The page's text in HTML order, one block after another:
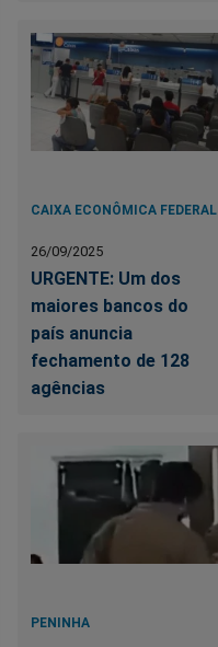
CAIXA ECONÔMICA FEDERAL
26/09/2025
URGENTE: Um dos
maiores bancos do
país anuncia
fechamento de 128
agências
PENINHA